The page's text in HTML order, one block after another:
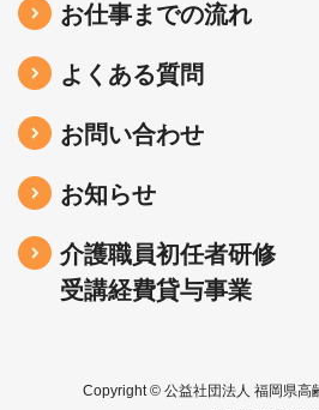
お仕事までの流れ
よくある質問
お問い合わせ
お知らせ
介護職員初任者研修
受講経費貸与事業
Copyright © 公益社団法人 福岡県高